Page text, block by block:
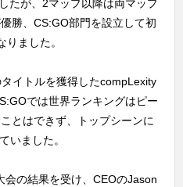
たが、2マップ以降は両マップ
勝、CS:GO部門を設立して初
ました。
イトルを獲得したcompLexity
では世界ランキングはピー
とはできず、トップシーンに
いました。
会の結果を受け、CEOのJason